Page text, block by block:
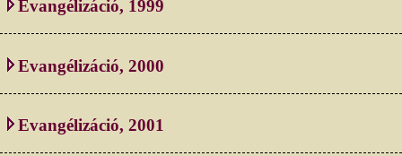
Evangélizáció, 1999
Evangélizáció, 2000
Evangélizáció, 2001